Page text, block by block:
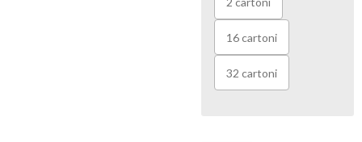
16 cartoni
32 cartoni